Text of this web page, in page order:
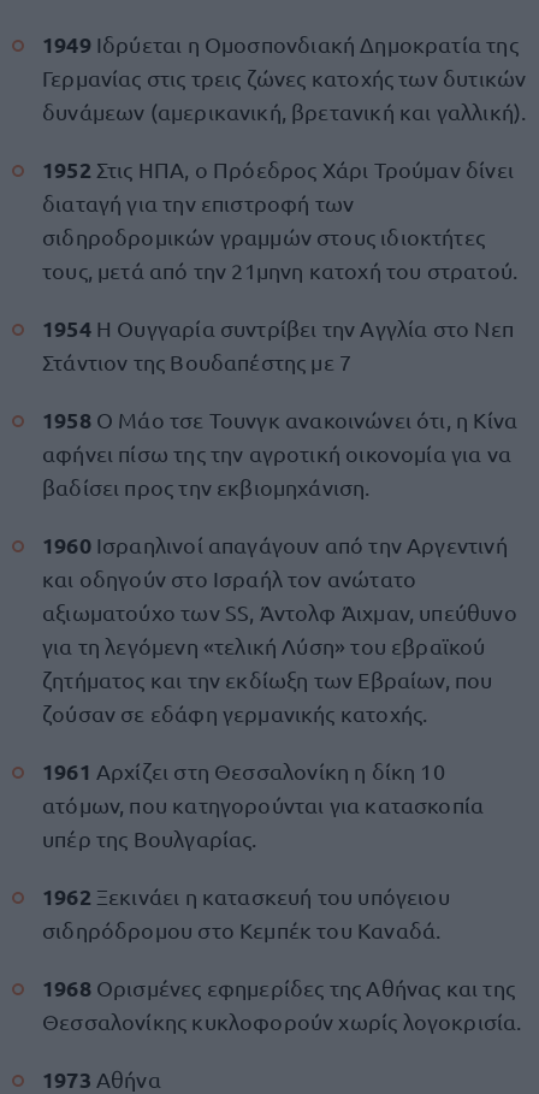
1949 Ιδρύεται η Ομοσπονδιακή Δημοκρατία της
Γερμανίας στις τρεις ζώνες κατοχής των δυτικών
δυνάμεων (αμερικανική, βρετανική και γαλλική).
1952 Στις ΗΠΑ, ο Πρόεδρος Χάρι Τρούμαν δίνει
διαταγή για την επιστροφή των
σιδηροδρομικών γραμμών στους ιδιοκτήτες
τους, μετά από την 21μηνη κατοχή του στρατού.
1954 Η Ουγγαρία συντρίβει την Αγγλία στο Νεπ
Στάντιον της Βουδαπέστης με 7
1958 Ο Μάο τσε Τουνγκ ανακοινώνει ότι, η Κίνα
αφήνει πίσω της την αγροτική οικονομία για να
βαδίσει προς την εκβιομηχάνιση.
1960 Ισραηλινοί απαγάγουν από την Αργεντινή
και οδηγούν στο Ισραήλ τον ανώτατο
αξιωματούχο των SS, Άντολφ Άιχμαν, υπεύθυνο
για τη λεγόμενη «τελική Λύση» του εβραϊκού
ζητήματος και την εκδίωξη των Εβραίων, που
ζούσαν σε εδάφη γερμανικής κατοχής.
1961 Αρχίζει στη Θεσσαλονίκη η δίκη 10
ατόμων, που κατηγορούνται για κατασκοπία
υπέρ της Βουλγαρίας.
1962 Ξεκινάει η κατασκευή του υπόγειου
σιδηρόδρομου στο Κεμπέκ του Καναδά.
1968 Ορισμένες εφημερίδες της Αθήνας και της
Θεσσαλονίκης κυκλοφορούν χωρίς λογοκρισία.
1973 Αθήνα